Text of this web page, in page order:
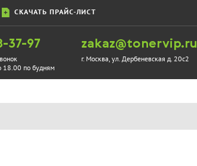
СКАЧАТЬ ПРАЙС-ЛИСТ
37-97
18.00 по будням
zakaz@tonervip.ru
г. Москва, ул. Дербеневская д. 20с2